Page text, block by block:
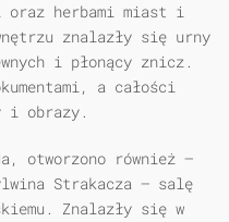
oraz herbami miast i
znalazły się urny
i płonący znicz.
a całości
i obrazy.
otworzono również —
Strakacza — salę
Znalazły się w